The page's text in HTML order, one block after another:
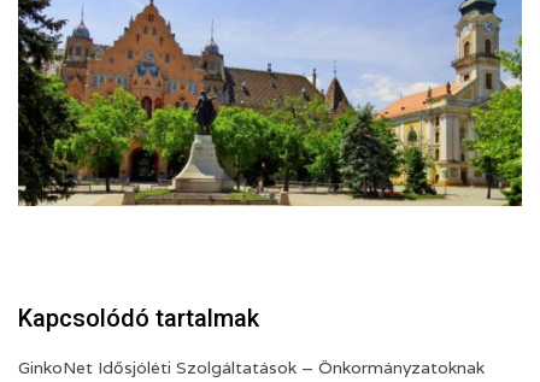
Kapcsolódó tartalmak
GinkoNet Idősjóléti Szolgáltatások – Önkormányzatoknak